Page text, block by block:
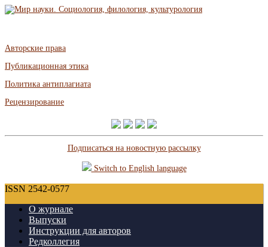
Авторские права
Публикационная этика
Политика антиплагиата
Рецензирование
Подписаться на новостную рассылку
Switch to English language
ISSN 2542-0577
О журнале
Выпуски
Инструкции для авторов
Редколлегия